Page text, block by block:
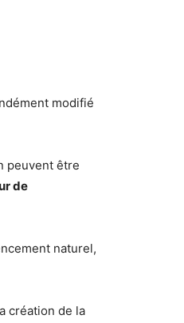
modifié
peuvent être
de
naturel,
création de la